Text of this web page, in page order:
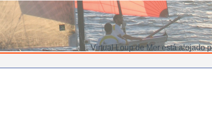
Virtual Loup de Mer está alojado